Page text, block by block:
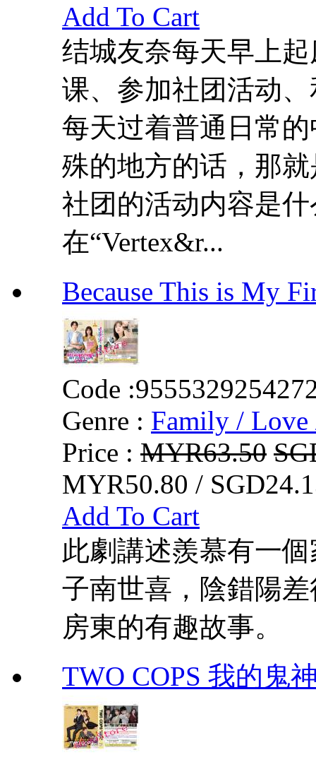
Add To Cart
结城友奈每天早上
课、参加社团活动
每天过着普通日常
殊的地方的话，那
社团的活动内容是
在“Vertex&r...
Because This is My
Code :
Genre : Family / Love
Price : MYR63.50
MYR50.80 /
Add To Cart
此劇講述羨慕有一
子南世喜，陰錯陽
房東的有趣故事。
TWO COPS 我的鬼